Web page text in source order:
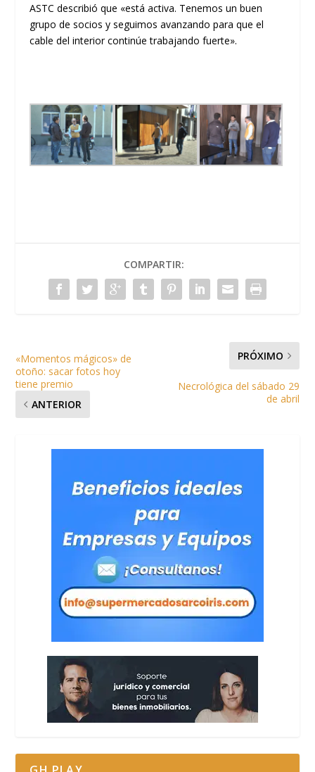
ASTC describió que «está activa. Tenemos un buen
grupo de socios y seguimos avanzando para que el
cable del interior continúe trabajando fuerte».
COMPARTIR:
«Momentos mágicos» de
otoño: sacar fotos hoy
tiene premio
ANTERIOR
PRÓXIMO
Necrológica del sábado 29
de abril